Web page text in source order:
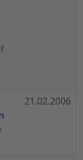
21.02.2006